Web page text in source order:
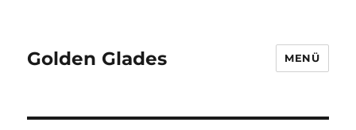
Golden Glades MENÜ